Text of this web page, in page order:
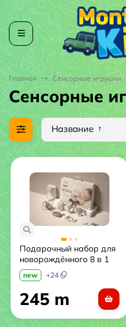
Главная Сенсорные игрушки
Сенсорные
Название
Подарочный набор для
новорождённого 8 в 1
new +24
245 m